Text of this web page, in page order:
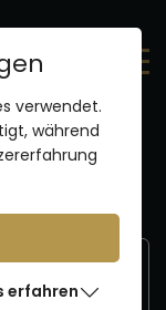
verwendet.
während
erfahren